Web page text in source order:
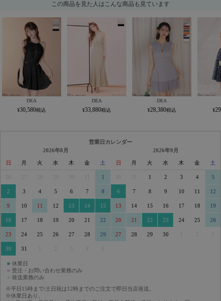
この商品を見た人はこんな商品も見ています
DEA
30,580
DEA
33,880
DEA
28,380
営業日カレンダー
2026年8月
日 月 火 水 木 金 土
1
2 3 4 5 6 7 8
9 10 11 12 13 14 15
16 17 18 19 20 21 22
23 24 25 26 27 28 29
30 31 5
2026年9月
日 月 火 水 木 金 土
1 2 3 4 5
6 7 8 9 10 11 12
13 14 15 16 17 18 19
20 21 22 23 24 25 26
27 28 29 30
■ 休業日
■ 受注・お問い合わせ業務のみ
■ 発送業務のみ
※平日15時まで/土日祝は12時までのご注文で即日当店発送。
※休業日あり。